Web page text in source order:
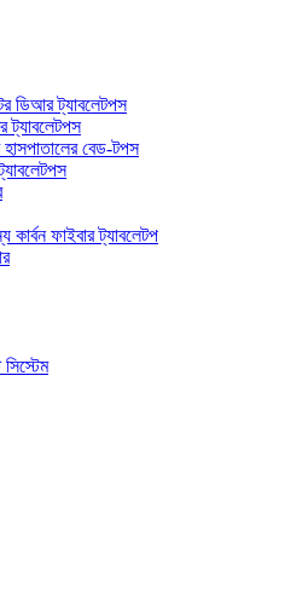
ডিআর ট্যাবলেটপস
ট্যাবলেটপস
বেড-টপস
কার্বন ফাইবার ট্যাবলেটপ